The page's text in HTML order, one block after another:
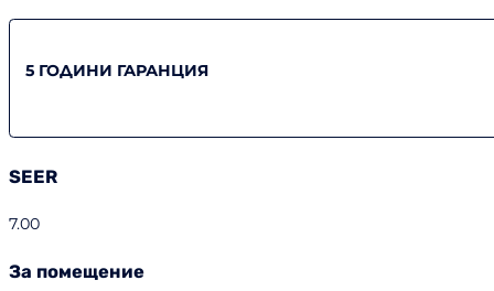
992,00 €.
844,00 €.
5 ГОДИНИ ГАРАНЦИЯ
SEER
7.00
За помещение